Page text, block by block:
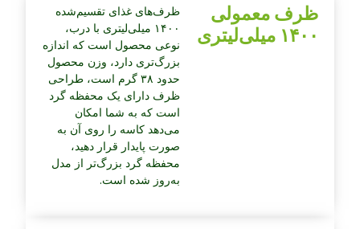
ظرف معمولی
۱۴۰۰ میلی‌لیتری
ظرف‌های غذای تقسیم‌شده
۱۴۰۰ میلی‌لیتری با درب،
نوعی محصول است که اندازه
بزرگ‌تری دارد، وزن محصول
حدود ۳۸ گرم است، طراحی
ظرف دارای یک محفظه گرد
است که به شما امکان
می‌دهد کاسه را روی آن به
صورت پایدار قرار دهید،
محفظه گرد بزرگ‌تر از مدل
به‌روز شده است.